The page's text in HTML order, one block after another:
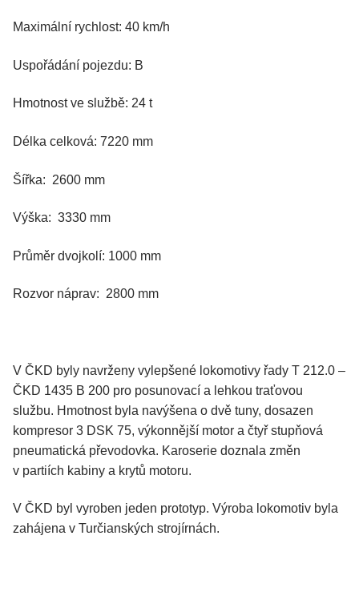
Maximální rychlost: 40 km/h
Uspořádání pojezdu: B
Hmotnost ve službě: 24 t
Délka celková: 7220 mm
Šířka: 2600 mm
Výška: 3330 mm
Průměr dvojkolí: 1000 mm
Rozvor náprav: 2800 mm
V ČKD byly navrženy vylepšené lokomotivy řady T 212.0 –
ČKD 1435 B 200 pro posunovací a lehkou traťovou
službu. Hmotnost byla navýšena o dvě tuny, dosazen
kompresor 3 DSK 75, výkonnější motor a čtyř stupňová
pneumatická převodovka. Karoserie doznala změn
v partiích kabiny a krytů motoru.
V ČKD byl vyroben jeden prototyp. Výroba lokomotiv byla
zahájena v Turčianských strojírnách.